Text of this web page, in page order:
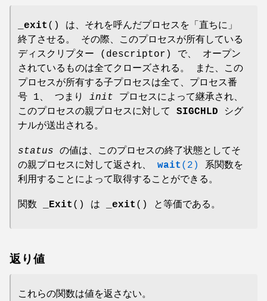
_exit () は、それを呼んだプロセスを「直ちに」
終了させる。 その際、このプロセスが所有している
ディスクリプター (descriptor) で、 オープン
されているものは全てクローズされる。 また、この
プロセスが所有する子プロセスは全て、プロセス番
号 1、 つまり init プロセスによって継承され、
このプロセスの親プロセスに対して SIGCHLD シグ
ナルが送出される。
status の値は、このプロセスの終了状態としてそ
の親プロセスに対して返され、 wait (2)
系関数を
利用することによって取得することができる。
関数 _Exit () は _exit () と等価である。
返り値
これらの関数は値を返さない。